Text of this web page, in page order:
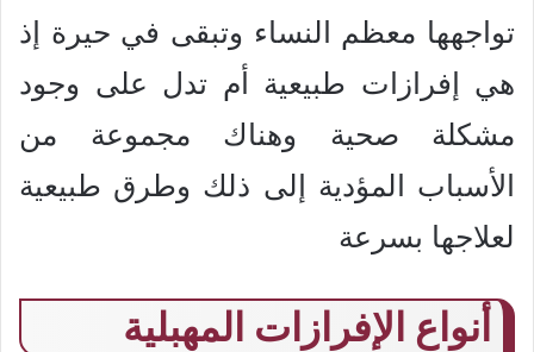
تواجهها معظم النساء وتبقى في حيرة إذ
هي إفرازات طبيعية أم تدل على وجود
مشكلة صحية وهناك مجموعة من
الأسباب المؤدية إلى ذلك وطرق طبيعية
لعلاجها بسرعة
أنواع الإفرازات المهبلية